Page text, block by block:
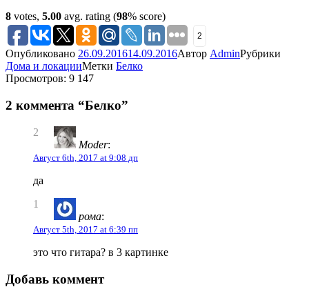
8 votes, 5.00 avg. rating (98% score)
2
Опубликовано 26.09.201614.09.2016Автор AdminРубрики
Дома и локацииМетки Белко
Просмотров: 9 147
2 коммента “Белко”
2
Moder:
Август 6th, 2017 at 9:08 дп
да
1
рома:
Август 5th, 2017 at 6:39 пп
это что гитара? в 3 картинке
Добавь коммент